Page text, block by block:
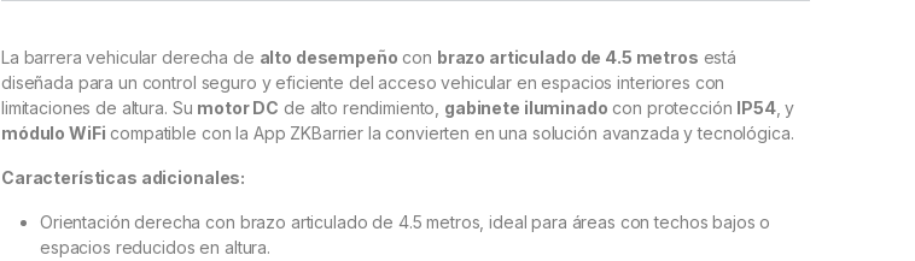
La barrera vehicular derecha de alto desempeño con brazo articulado de 4.5 metros está
diseñada para un control seguro y eficiente del acceso vehicular en espacios interiores con
limitaciones de altura. Su motor DC de alto rendimiento, gabinete iluminado con protección IP54, y
módulo WiFi compatible con la App ZKBarrier la convierten en una solución avanzada y tecnológica.
Características adicionales:
Orientación derecha con brazo articulado de 4.5 metros, ideal para áreas con techos bajos o
espacios reducidos en altura.